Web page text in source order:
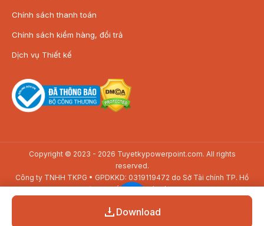
Download
Chính sách thanh toán
Chính sách kiểm hàng, đổi trả
Dịch vụ Thiết kế
Copyright © 2023 - 2026 Tuyetkypowerpoint.com. All rights
reserved.
Công ty TNHH TKPG • GPDKKD: 0319119472 do Sở Tài chính TP. Hồ
Chí Minh cấp ngày 21/08/2025.
Trưng, TP. Hồ Chí Minh